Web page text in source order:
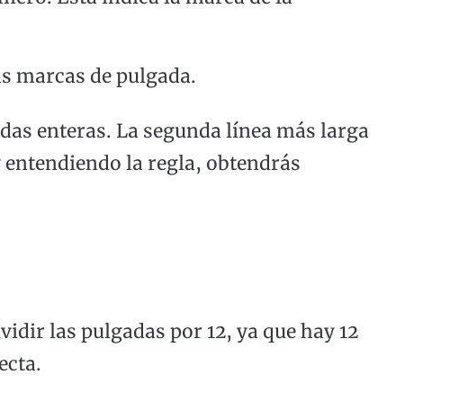
marcas de pulgada.
enteras. La segunda línea más larga
la regla, obtendrás
las pulgadas por 12, ya que hay 12